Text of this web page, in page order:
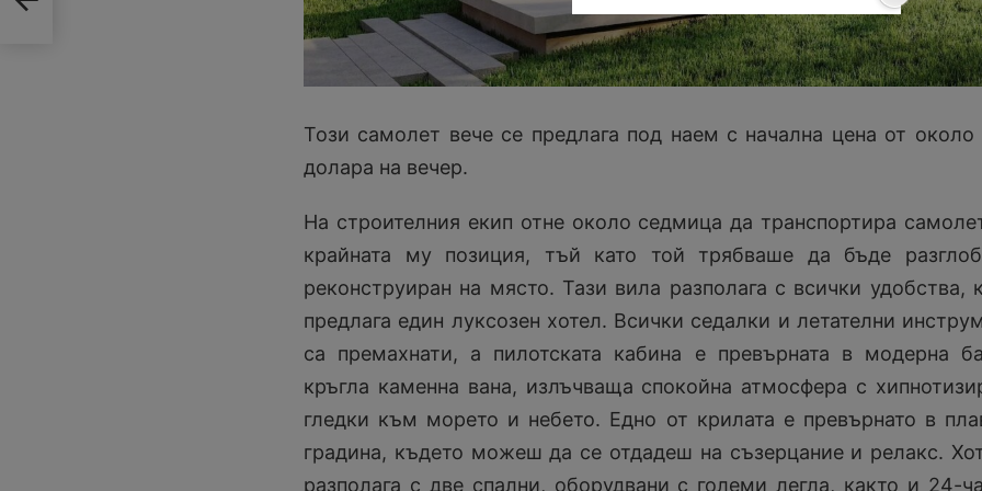
Този самолет вече се предлага под наем с начална цена от около
долара на вечер.
На строителния екип отне около седмица да транспортира
крайната му позиция, тъй като той трябваше да бъде
реконструиран на място. Тази вила разполага с всички удобства,
предлага един луксозен хотел. Всички седалки и летателни
са премахнати, а пилотската кабина е превърната в модерна
кръгла каменна вана, излъчваща спокойна атмосфера с
гледки към морето и небето. Едно от крилата е превърнато в
градина, където можеш да се отдадеш на съзерцание и релакс.
разполага с две спални, оборудвани с големи легла, както и 24-